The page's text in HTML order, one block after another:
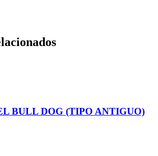
BULL DOG (TIPO ANTIGUO)